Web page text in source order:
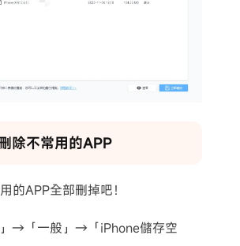
除不常用的APP
的APP全部刪掉吧！
→「一般」→「iPhone儲存空